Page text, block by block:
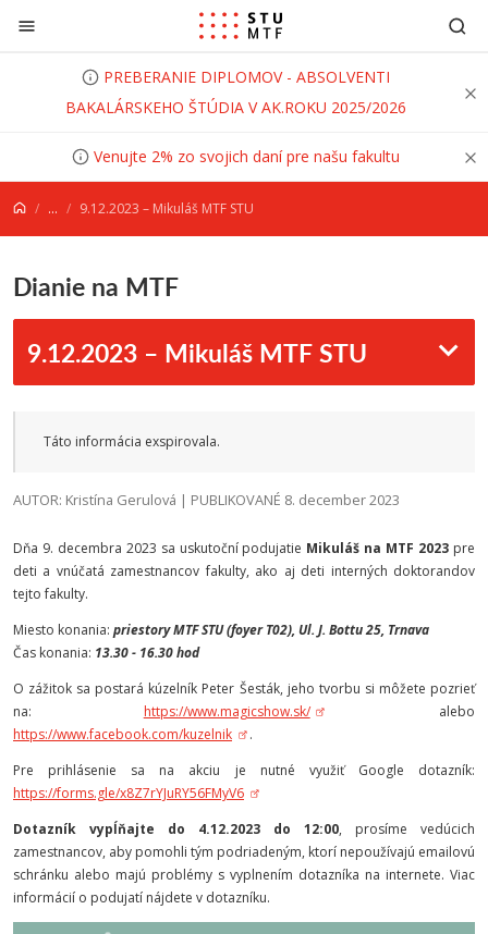
Prejsť na obsah
PREBERANIE DIPLOMOV - ABSOLVENTI
BAKALÁRSKEHO ŠTÚDIA V AK.ROKU 2025/2026
Venujte 2% zo svojich daní pre našu fakultu
... 9.12.2023 – Mikuláš MTF STU
Dianie na MTF
9.12.2023 – Mikuláš MTF STU
Táto informácia exspirovala.
AUTOR: Kristína Gerulová | PUBLIKOVANÉ 8. december 2023
Dňa 9. decembra 2023 sa uskutoční podujatie Mikuláš na MTF 2023 pre
deti a vnúčatá zamestnancov fakulty, ako aj deti interných doktorandov
tejto fakulty.
Miesto konania: priestory MTF STU (foyer T02), Ul. J. Bottu 25, Trnava
Čas konania: 13.30 - 16.30 hod
O zážitok sa postará kúzelník Peter Šesták, jeho tvorbu si môžete pozrieť
na: https://www.magicshow.sk/
alebo
https://www.facebook.com/kuzelnik
.
Pre prihlásenie sa na akciu je nutné využiť Google dotazník:
https://forms.gle/x8Z7rYJuRY56FMyV6
Dotazník vypĺňajte do 4.12.2023 do 12:00, prosíme vedúcich
zamestnancov, aby pomohli tým podriadeným, ktorí nepoužívajú emailovú
schránku alebo majú problémy s vyplnením dotazníka na internete. Viac
informácií o podujatí nájdete v dotazníku.